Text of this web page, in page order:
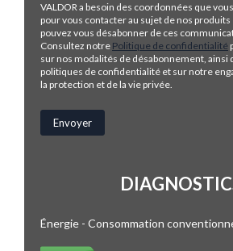
VALDOR a besoin des coordonnées que
pour vous contacter au sujet de nos produits
pouvez vous désabonner de ces
Consultez notre Politique de confidentialité
sur nos modalités de désabonnement, ainsi
politiques de confidentialité et sur notre
la protection et de la vie privée.
Énergie - Consommation